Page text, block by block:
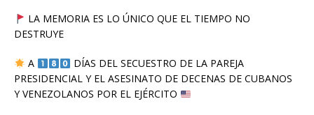
LA MEMORIA ES LO ÚNICO QUE EL TIEMPO NO
DESTRUYE
A
DÍAS DEL SECUESTRO DE LA PAREJA
PRESIDENCIAL Y EL ASESINATO DE DECENAS DE CUBANOS
Y VENEZOLANOS POR EL EJÉRCITO